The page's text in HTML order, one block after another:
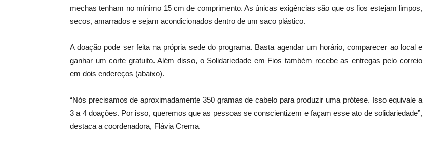
mechas tenham no mínimo 15 cm de comprimento. As únicas exigências são que os fios estejam limpos,
secos, amarrados e sejam acondicionados dentro de um saco plástico.
A doação pode ser feita na própria sede do programa. Basta agendar um horário, comparecer ao local e
ganhar um corte gratuito. Além disso, o Solidariedade em Fios também recebe as entregas pelo correio
em dois endereços (abaixo).
“Nós precisamos de aproximadamente 350 gramas de cabelo para produzir uma prótese. Isso equivale a
3 a 4 doações. Por isso, queremos que as pessoas se conscientizem e façam esse ato de solidariedade”,
destaca a coordenadora, Flávia Crema.